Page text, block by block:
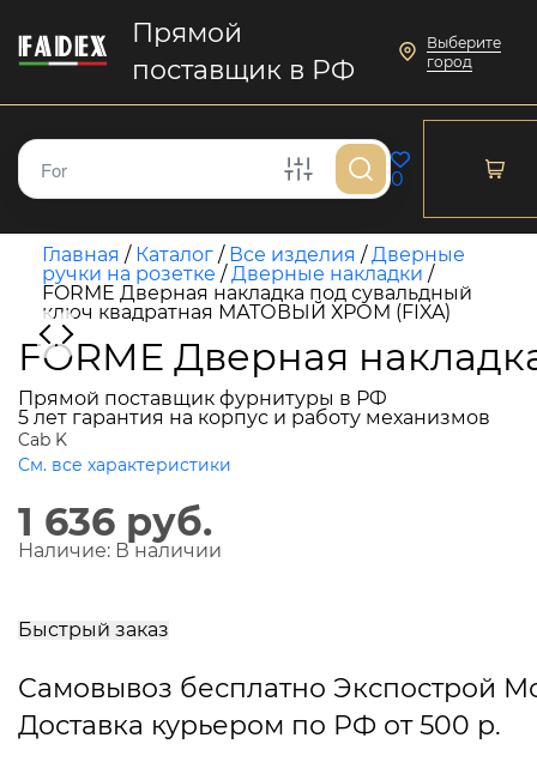
Прямой
поставщик в РФ
Выберите
город
0
Главная / Каталог / Все изделия /Дверные
ручки на розетке /Дверные накладки /
FORME Дверная накладка под сувальдный
ключ квадратная МАТОВЫЙ ХРОМ (FIXA)
FORME Дверная
Прямой поставщик фурнитуры в РФ
5 лет гарантия на корпус и работу механизмов
Cab K
См. все характеристики
1 636 руб.
Наличие: В наличии
Быстрый заказ
Самовывоз бесплатно Экспострой
Доставка курьером по РФ от 500 р.